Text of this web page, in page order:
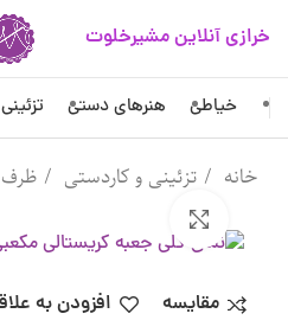
خرازی آنلاین مشیرخلوت
خیاطی هنرهای دستی
خانه تزئینی و کاردستی ظرف
مقایسه افزودن به